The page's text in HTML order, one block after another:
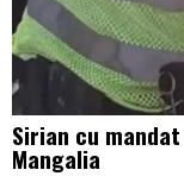
Sirian cu
Mangalia